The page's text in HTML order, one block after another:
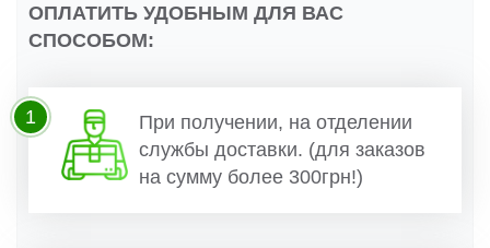
ОПЛАТИТЬ УДОБНЫМ ДЛЯ ВАС
СПОСОБОМ:
При получении, на отделении
службы доставки. (для заказов
на сумму более 300грн!)
1